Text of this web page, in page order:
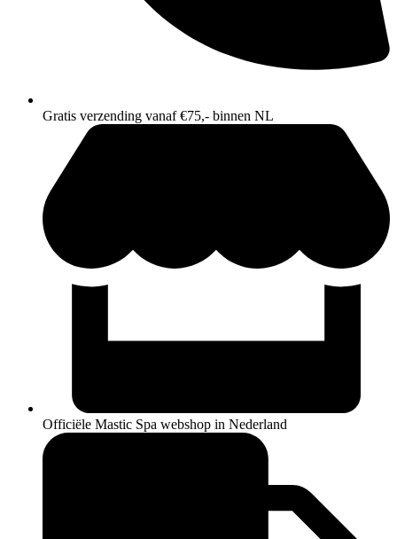
Gratis verzending vanaf €75,- binnen NL
Officiële Mastic Spa webshop in Nederland